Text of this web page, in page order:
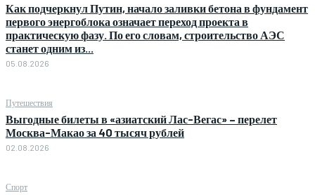
Как подчеркнул Путин, начало заливки бетона в фундамент
первого энергоблока означает переход проекта в
практическую фазу. По его словам, строительство АЭС
станет одним из...
05.08.2026
Путешествия
Выгодные билеты в «азиатский Лас-Вегас» – перелет
Москва-Макао за 40 тысяч рублей
02.08.2026
Спорт